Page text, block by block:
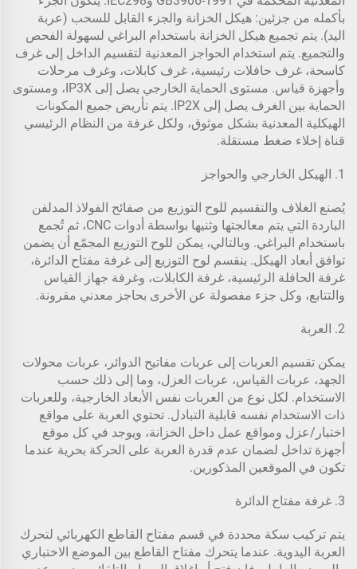
بأكمله من جزئين: هيكل الخزانة والجزء القابل للسحب (عربة
اليد). يتم تجميع هيكل الخزانة باستخدام البراغي لسهولة الفحص
والتجميع. يتم استخدام الحواجز المعدنية لتقسيم الداخل إلى غرف
كاسحة، غرف حافلات رئيسية، غرف كابلات، وغرف مرحلات
وأجهزة قياس. مستوى الحماية الخارجي يصل إلى IP3X، ومستوى
الحماية بين الغرف يصل إلى IP2X. يتم تأريض جميع المكونات
الهيكلية المعدنية بشكل موثوق، ولكل غرفة من النظام الرئيسي
قناة إخلاء ضغط مستقلة.
1. الهيكل الخارجي والحواجز
يُصنع الغلاف والتقسيم للوح التوزيع من صفائح الفولاذ المدلفن
الباردة التي يتم معالجتها وثنيها بواسطة أدوات CNC، ثم تُجمع
باستخدام البراغي. وبالتالي، يمكن للوح التوزيع المجمّع أن يضمن
توافق أبعاد الهيكل. ينقسم لوح التوزيع إلى غرفة مفتاح الدائرة،
غرفة الحافلة الرئيسية، غرفة الكابلات، وغرفة جهاز القياس
والتتابع، وكل جزء مفصولة عن الأخرى بحاجز معدني مقرونة.
2. العربة
يمكن تقسيم العربات إلى عربات مفاتيح الدوائر، عربات محولات
الجهد، عربات القياس، عربات العزل، وما إلى ذلك حسب
الاستخدام. لكل نوع من العربات نفس الأبعاد الخارجية، وللعربات
ذات الاستخدام نفسه قابلية التبادل. تحتوي العربة على مواقع
اختبار/عزل ومواقع عمل داخل الخزانة، ويوجد في كل موقع
أجهزة تداخل لضمان عدم قدرة العربة على الحركة بحرية عندما
تكون في الموقعين المذكورين.
3. غرفة مفتاح الدائرة
يتم تركيب سكة محددة في قسم مفتاح القاطع الكهربائي لتحرك
العربة اليدوية. عندما يتحرك مفتاح القاطع بين الموضع الاختباري